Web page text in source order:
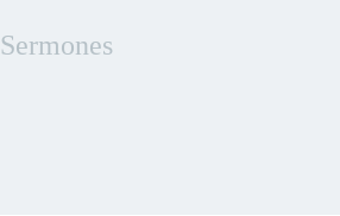
Sermones